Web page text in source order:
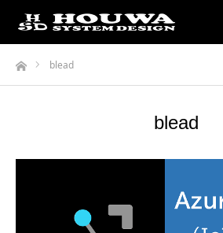
ホームblead
blead